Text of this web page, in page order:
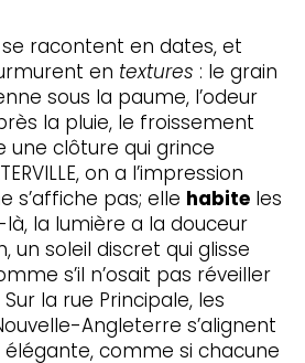
se racontent en dates, et
en textures : le grain
sous la paume, l’odeur
la pluie, le froissement
une clôture qui grince
on a l’impression
s’affiche pas; elle habiteles
la lumière a la douceur
un soleil discret qui glisse
s’il n’osait pas réveiller
la rue Principale, les
Angleterre s’alignent
comme si chacune